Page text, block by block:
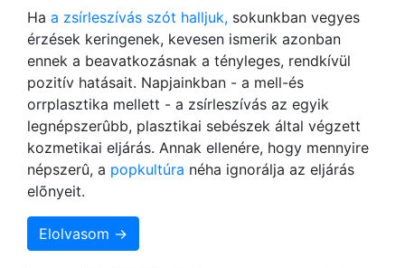
Ha a zsírleszívás szót halljuk, sokunkban vegyes
érzések keringenek, kevesen ismerik azonban
ennek a beavatkozásnak a tényleges, rendkívül
pozitív hatásait. Napjainkban - a mell-és
orrplasztika mellett - a zsírleszívás az egyik
legnépszerûbb, plasztikai sebészek által végzett
kozmetikai eljárás. Annak ellenére, hogy mennyire
népszerû, a popkultúra néha ignorálja az eljárás
elõnyeit.
Elolvasom →